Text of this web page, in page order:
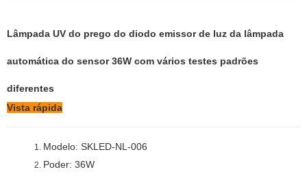
Lâmpada UV do prego do diodo emissor de luz da lâmpada
automática do sensor 36W com vários testes padrões
diferentes
Vista rápida
1. Modelo: SKLED-NL-006
2. Poder: 36W